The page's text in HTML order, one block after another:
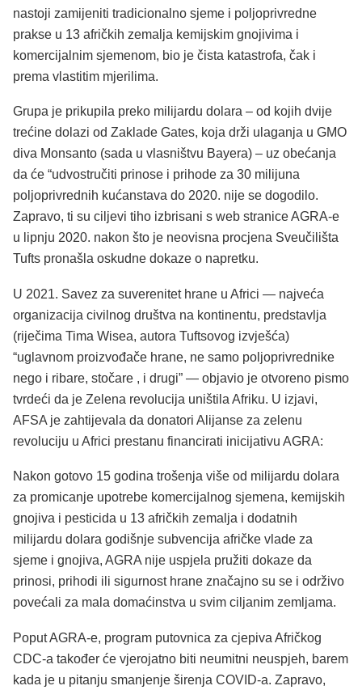
nastoji zamijeniti tradicionalno sjeme i poljoprivredne
prakse u 13 afričkih zemalja kemijskim gnojivima i
komercijalnim sjemenom, bio je čista katastrofa, čak i
prema vlastitim mjerilima.
Grupa je prikupila preko milijardu dolara – od kojih dvije
trećine dolazi od Zaklade Gates, koja drži ulaganja u GMO
diva Monsanto (sada u vlasništvu Bayera) – uz obećanja
da će “udvostručiti prinose i prihode za 30 milijuna
poljoprivrednih kućanstava do 2020. nije se dogodilo.
Zapravo, ti su ciljevi tiho izbrisani s web stranice AGRA-e
u lipnju 2020. nakon što je neovisna procjena Sveučilišta
Tufts pronašla oskudne dokaze o napretku.
U 2021. Savez za suverenitet hrane u Africi — najveća
organizacija civilnog društva na kontinentu, predstavlja
(riječima Tima Wisea, autora Tuftsovog izvješća)
“uglavnom proizvođače hrane, ne samo poljoprivrednike
nego i ribare, stočare , i drugi” — objavio je otvoreno pismo
tvrdeći da je Zelena revolucija uništila Afriku. U izjavi,
AFSA je zahtijevala da donatori Alijanse za zelenu
revoluciju u Africi prestanu financirati inicijativu AGRA:
Nakon gotovo 15 godina trošenja više od milijardu dolara
za promicanje upotrebe komercijalnog sjemena, kemijskih
gnojiva i pesticida u 13 afričkih zemalja i dodatnih
milijardu dolara godišnje subvencija afričke vlade za
sjeme i gnojiva, AGRA nije uspjela pružiti dokaze da
prinosi, prihodi ili sigurnost hrane značajno su se i održivo
povećali za mala domaćinstva u svim ciljanim zemljama.
Poput AGRA-e, program putovnica za cjepiva Afričkog
CDC-a također će vjerojatno biti neumitni neuspjeh, barem
kada je u pitanju smanjenje širenja COVID-a. Zapravo,